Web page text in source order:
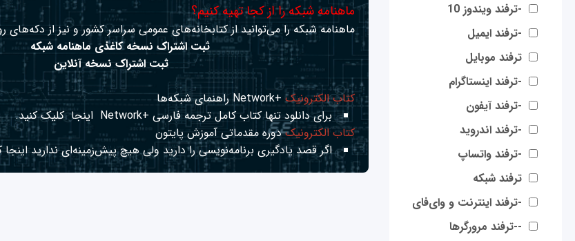
-ترفند ویندوز 10
-ترفند ایمیل
ترفند موبایل
-ترفند اینستاگرام
-ترفند آیفون
-ترفند اندروید
-ترفند واتساپ
ترفند شبکه
-ترفند اینترنت و وای‌فای
--ترفند مرورگرها
ماهنامه شبکه را از کجا تهیه کنیم؟
ماهنامه شبکه را می‌توانید از کتابخانه‌های عمومی سراسر کشور و نیز از دکه‌های
ثبت اشتراک نسخه کاغذی ماهنامه شبکه
ثبت اشتراک نسخه آنلاین
کتاب الکترونیک +Network راهنمای شبکه‌ها
برای دانلود تنها کتاب کامل ترجمه فارسی +Network
اینجا کلیک کنید.
کتاب الکترونیکدوره مقدماتی آموزش پایتون
اگر قصد یادگیری برنامه‌نویسی را دارید ولی هیچ پیش‌زمینه‌ای نداریداینجا